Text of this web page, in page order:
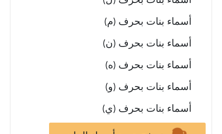
أسماء بنات بحرف (م)
أسماء بنات بحرف (ن)
أسماء بنات بحرف (ه)
أسماء بنات بحرف (و)
أسماء بنات بحرف (ي)